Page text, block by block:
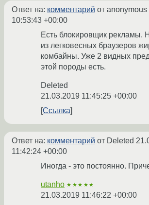
Ответ на: комментарий от anonymous
10:53:43 +00:00
Есть блокировщик рекламы.
из легковесных браузеров
комбайны. Уже 2 видных
этой породы есть.
Deleted
21.03.2019 11:45:25 +00:00
Ссылка
Ответ на: комментарий от Deleted
11:42:24 +00:00
Иногда - это постоянно.
utanho ★★★★★
21.03.2019 11:46:22 +00:00